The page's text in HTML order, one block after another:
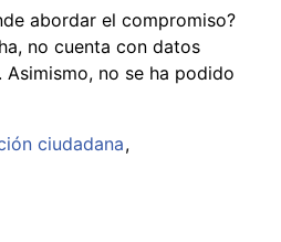
abordar el compromiso?
no cuenta con datos
no se ha podido
ciudadana